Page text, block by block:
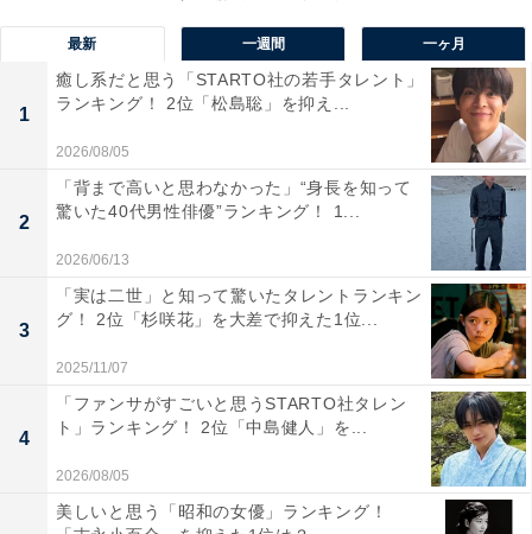
「所沢ひまわり畑」は、毎年夏に所沢市で開催される人
気のひまわりイベントです。地元の若手経営者が地域活
性化のために作ったひまわり畑は、今では多くの観光客
が訪れる人気の観光スポット。広大な畑に約2万本以上
のひまわりが咲き誇ります。
例年8月の中旬頃に見頃を迎える所沢ひまわり畑。所沢
を中心に活躍している若手ミュージシャンによるひまわ
回答者からは「無料で、一面に広がるひまわりを楽しむ
ことができるから」（40代女性／愛媛県）、「約2万本
のひまわりが咲き誇るそうで、眺めたいです」（50代女
性／広島県）、「駐車場の心配もなく、たくさんのひま
最新 一週間 一ヶ月
1
癒し系だと思う「STARTO社の若手タレント」
ランキング！ 2位「松島聡」を抑え...
2026/08/05
2
「背まで高いと思わなかった」“身長を知って
驚いた40代男性俳優”ランキング！ 1...
2026/06/13
3
「実は二世」と知って驚いたタレントランキン
グ！ 2位「杉咲花」を大差で抑えた1位...
2025/11/07
4
「ファンサがすごいと思うSTARTO社タレン
ト」ランキング！ 2位「中島健人」を...
2026/08/05
美しいと思う「昭和の女優」ランキング！